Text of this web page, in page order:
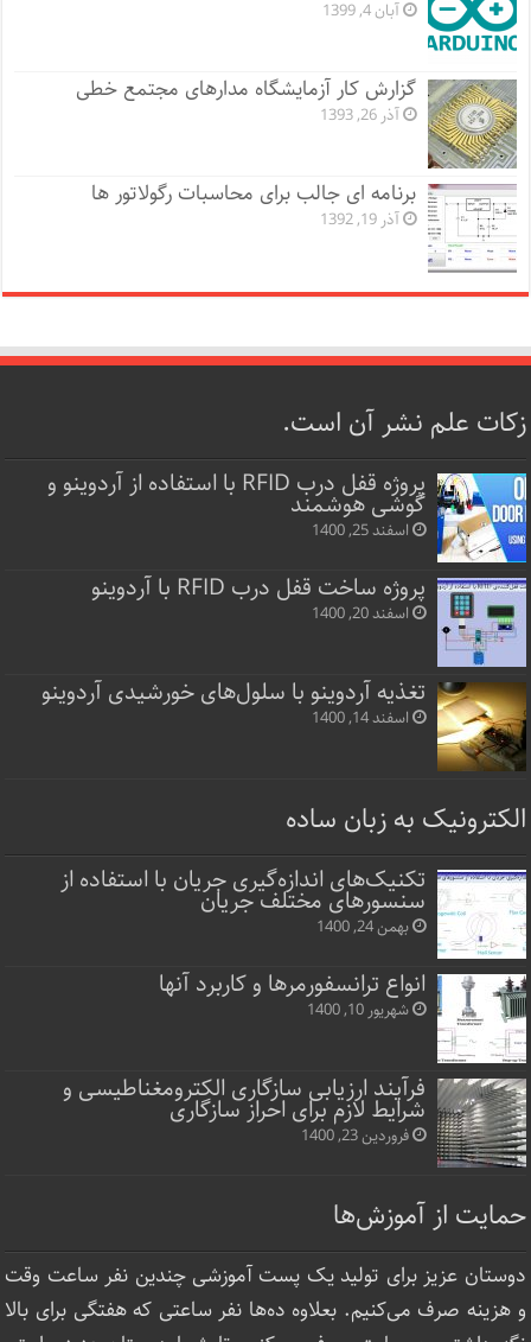
آبان 4, 1399
گزارش کار آزمایشگاه مدارهای مجتمع خطی
آذر 26, 1393
برنامه ای جالب برای محاسبات رگولاتور ها
آذر 19, 1392
زکات علم نشر آن است.
پروژه قفل‌ درب RFID با استفاده از آردوینو و
گوشی هوشمند
اسفند 25, 1400
پروژه ساخت قفل‌ درب RFID با آردوینو
اسفند 20, 1400
تغذیه آردوینو با سلول‌های خورشیدی آردوینو
اسفند 14, 1400
الکترونیک به زبان ساده
تکنیک‌های اندازه‌گیری جریان با استفاده از
سنسورهای مختلف جریان
بهمن 24, 1400
انواع ترانسفورمرها و کاربرد آنها
شهریور 10, 1400
فرآیند ارزیابی سازگاری الکترومغناطیسی و
شرایط لازم برای احراز سازگاری
فروردین 23, 1400
حمایت از آموزش‌ها
دوستان عزیز برای تولید یک پست آموزشی چندین نفر ساعت‌ وقت
و هزینه صرف می‌کنیم. بعلاوه ده‌ها نفر ساعتی که هفتگی برای بالا